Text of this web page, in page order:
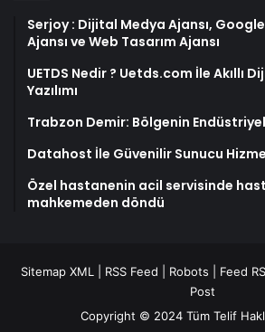
Serjoy : Dijital Medya Ajansı, Google
Ajansı ve Web Tasarım Ajansı
UETDS Nedir ? Uetds.com İle Akıllı
Yazılımı
Trabzon Demir: Bölgenin
Datahost İle Güvenilir Sunucu
Özel hastanenin acil servisinde
mahkemeden döndü
Sitemap XML RSS Feed Robots Feed
Post
Copyright © 2024 Tüm Telif